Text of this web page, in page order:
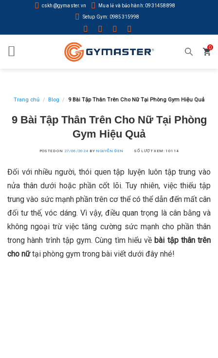
cskh@gymaster.vn Mua lẻ và bảo hành: 0931458898
Setup Gym: 0985315998
0
Trang chủ / Blog / 9 Bài Tập Thân Trên Cho Nữ Tại Phòng Gym Hiệu Quả
9 Bài Tập Thân Trên Cho Nữ Tại Phòng
Gym Hiệu Quả
POSTED ON 27/06/2024 BY NGUYỄN ĐEN SỐ LƯỢT XEM: 10114
Đối với nhiều người, thói quen tập luyện luôn tập trung vào
nửa thân dưới hoặc phần cốt lõi. Tuy nhiên, việc thiếu tập
trung vào sức mạnh phần trên cơ thể có thể dẫn đến mất cân
đối tư thế, vóc dáng. Vì vậy, điều quan trọng là cân bằng và
không ngoại trừ việc tăng cường sức mạnh cho phần thân
trong hành trình tập gym. Cùng tìm hiểu về bài tập thân trên
cho nữtại phòng gym trong bài viết dưới đây nhé!